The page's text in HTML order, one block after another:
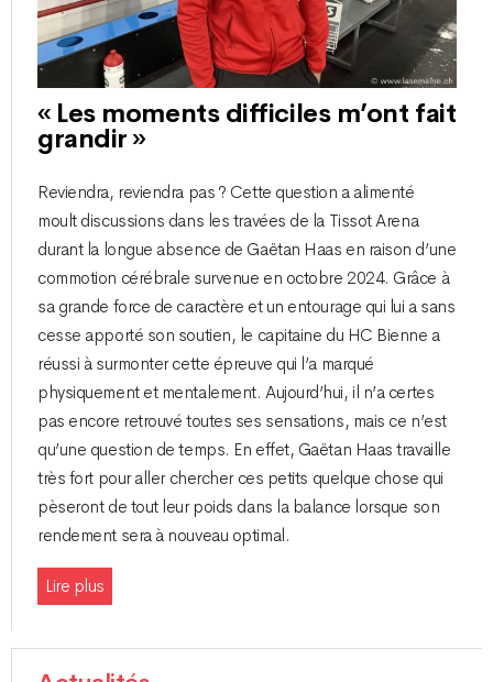
« Les moments difficiles m’ont fait
grandir »
Reviendra, reviendra pas ? Cette question a alimenté
moult discussions dans les travées de la Tissot Arena
durant la longue absence de Gaëtan Haas en raison d’une
commotion cérébrale survenue en octobre 2024. Grâce à
sa grande force de caractère et un entourage qui lui a sans
cesse apporté son soutien, le capitaine du HC Bienne a
réussi à surmonter cette épreuve qui l’a marqué
physiquement et mentalement. Aujourd’hui, il n’a certes
pas encore retrouvé toutes ses sensations, mais ce n’est
qu’une question de temps. En effet, Gaëtan Haas travaille
très fort pour aller chercher ces petits quelque chose qui
pèseront de tout leur poids dans la balance lorsque son
rendement sera à nouveau optimal.
Lire plus